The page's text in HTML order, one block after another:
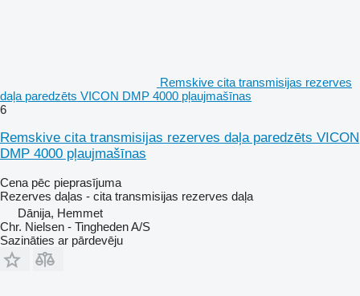
Remskive cita transmisijas rezerves
daļa paredzēts VICON DMP 4000 pļaujmašīnas
6
Remskive cita transmisijas rezerves daļa paredzēts VICON
DMP 4000 pļaujmašīnas
Cena pēc pieprasījuma
Rezerves daļas - cita transmisijas rezerves daļa
Dānija, Hemmet
Chr. Nielsen - Tingheden A/S
Sazināties ar pārdevēju